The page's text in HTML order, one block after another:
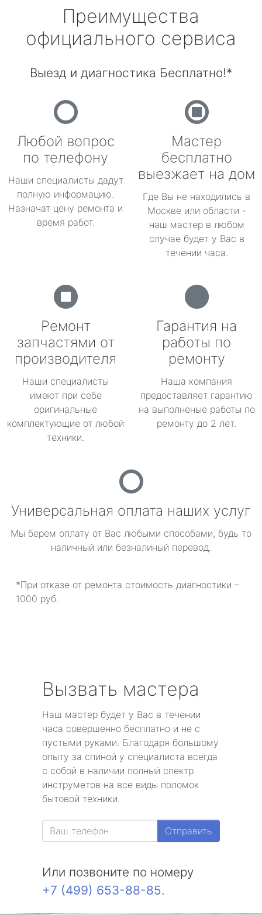
Преимущества
официального сервиса
Выезд и диагностика Бесплатно!*
Любой вопрос
по телефону
Наши специалисты дадут
полную информацию.
Назначат цену ремонта и
время работ.
Мастер
бесплатно
выезжает на дом
Где Вы не находились в
Москве или области -
наш мастер в любом
случае будет у Вас в
течении часа.
Ремонт
запчастями от
производителя
Наши специалисты
имеют при себе
оригинальные
комплектующие от любой
техники.
Гарантия на
работы по
ремонту
Наша компания
предоставляет гарантию
на выполненые работы по
ремонту до 2 лет.
Универсальная оплата наших услуг
Мы берем оплату от Вас любыми способами, будь то
наличный или безналиный перевод.
*При отказе от ремонта стоимость диагностики –
1000 руб.
Вызвать мастера
Наш мастер будет у Вас в течении
часа совершенно бесплатно и не с
пустыми руками. Благодаря большому
опыту за спиной у специалиста всегда
с собой в наличии полный спектр
инструметов на все виды поломок
бытовой техники.
Отправить
Или позвоните по номеру
+7 (499) 653-88-85.